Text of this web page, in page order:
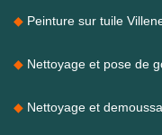
Peinture sur tuile
Nettoyage et pose de
Nettoyage et